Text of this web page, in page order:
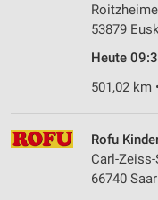
53879
Heute
501,02 km
Rofu
Carl-
66740
Entwicklung und
Verwendung
Verwendung genauer
Geräte anhand von
Informationen